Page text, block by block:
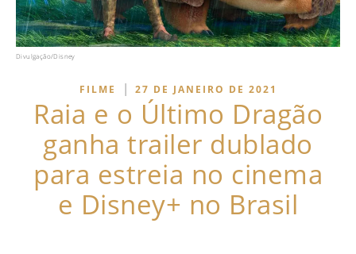
Divulgação/Disney
FILME | 27 DE JANEIRO DE 2021
Raia e o Último Dragão
ganha trailer dublado
para estreia no cinema
e Disney+ no Brasil